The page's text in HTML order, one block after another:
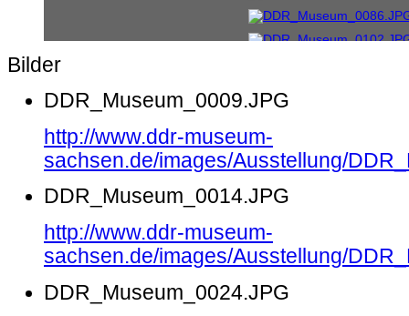
Bilder
DDR_Museum_0009.JPG
http://www.ddr-museum-
sachsen.de/images/Ausstellung/
DDR_Museum_0014.JPG
http://www.ddr-museum-
sachsen.de/images/Ausstellung/
DDR_Museum_0024.JPG